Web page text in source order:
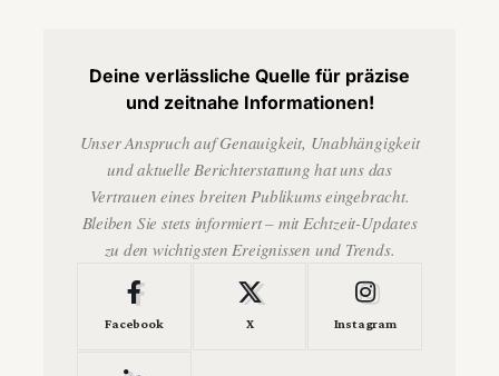
Deine verlässliche Quelle für präzise
und zeitnahe Informationen!
Unser Anspruch auf Genauigkeit, Unabhängigkeit
und aktuelle Berichterstattung hat uns das
Vertrauen eines breiten Publikums eingebracht.
Bleiben Sie stets informiert – mit Echtzeit-Updates
zu den wichtigsten Ereignissen und Trends.
Facebook X Instagram